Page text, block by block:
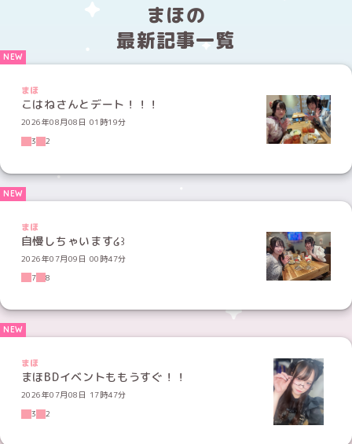
まほの
最新記事一覧
まほ
こはねさんとデート！！！
2026年08月08日 01時19分
3
2
まほ
自慢しちゃいます໒꒱
2026年07月09日 00時47分
7
8
まほ
まほBDイベントももうすぐ！！
2026年07月08日 17時47分
3
2